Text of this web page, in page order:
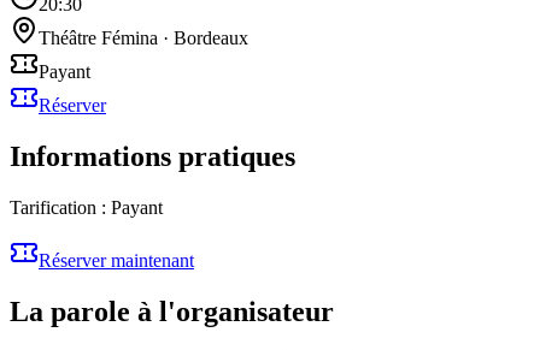
Théâtre Fémina · Bordeaux
Payant
Réserver
Informations pratiques
Tarification : Payant
Réserver maintenant
La parole à l'organisateur